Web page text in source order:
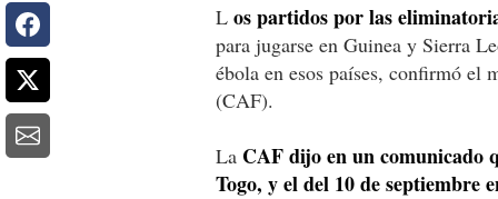
L os partidos por las
para jugarse en Guinea y Sierra
ébola en esos países, confirmó el
(CAF).
La CAF dijo en un comunicado
Togo, y el del 10 de septiembre